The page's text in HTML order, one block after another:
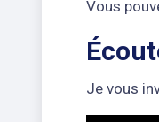
Vous
Je vous